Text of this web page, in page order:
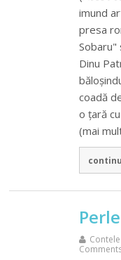
imund
presa
Sobaru"
Dinu
coadă
o țară
(mai